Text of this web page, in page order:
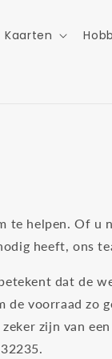
Kaarten
te helpen. Of u
heeft, ons
dat de
de voorraad zo
zijn van